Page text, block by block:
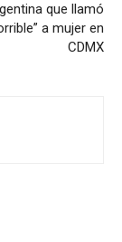
que llamó
a mujer en
CDMX